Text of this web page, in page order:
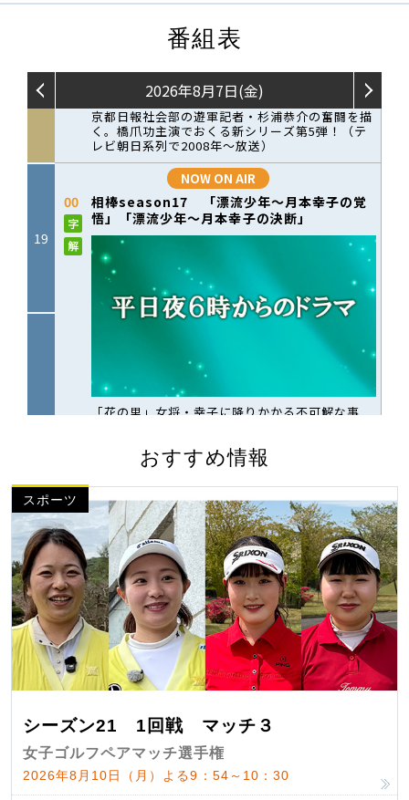
番組表
おすすめ情報
スポーツ
シーズン21 1回戦 マッチ３
女子ゴルフペアマッチ選手権
2026年8月10日（月）よる9：54～10：30